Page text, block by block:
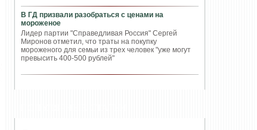
В ГД призвали разобраться с ценами на
мороженое
Лидер партии "Справедливая Россия" Сергей
Миронов отметил, что траты на покупку
мороженого для семьи из трех человек "уже могут
превысить 400-500 рублей"